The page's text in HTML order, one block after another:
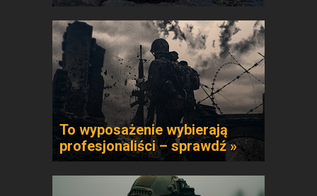
To wyposażenie wybierają
profesjonaliści – sprawdź »